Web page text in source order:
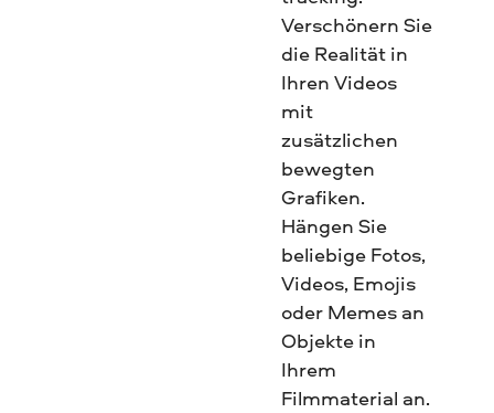
Verschönern Sie
die Realität in
Ihren Videos
mit
zusätzlichen
bewegten
Grafiken.
Hängen Sie
beliebige Fotos,
Videos, Emojis
oder Memes an
Objekte in
Ihrem
Filmmaterial an.